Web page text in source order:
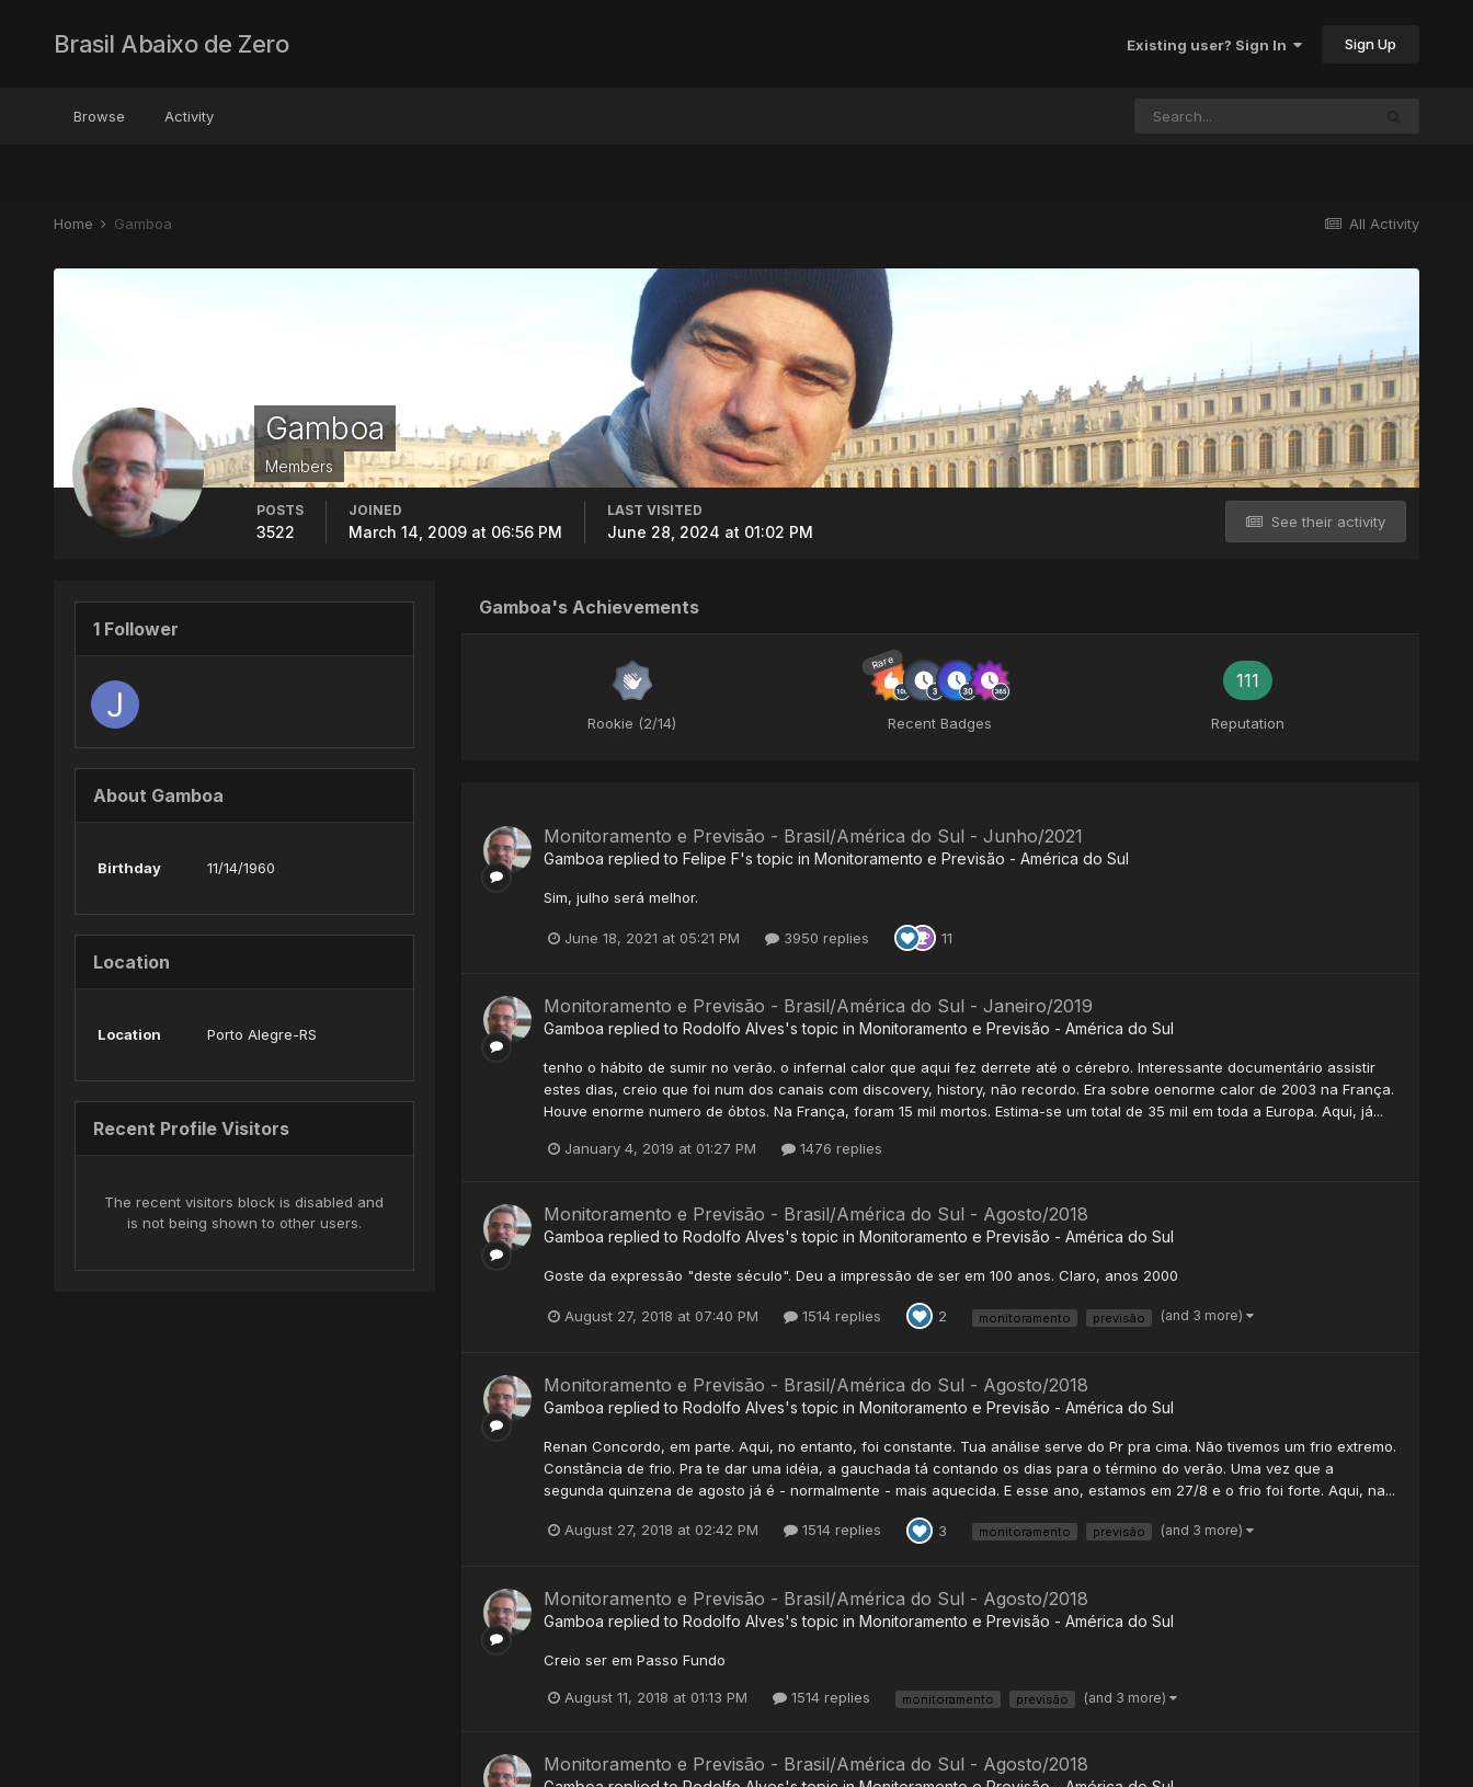
Brasil Abaixo de Zero Existing user? Sign In Sign Up
Browse Activity
All Activity
Home Gamboa
Gamboa
Members
See their activity
POSTS
3522
JOINED
March 14, 2009 at 06:56 PM
LAST VISITED
June 28, 2024 at 01:02 PM
1 Follower
About Gamboa
Birthday 11/14/1960
Location
Location Porto Alegre-RS
Recent Profile Visitors
The recent visitors block is disabled and
is not being shown to other users.
Gamboa's Achievements
Rookie (2/14)
Rare
Recent Badges
111
Reputation
Monitoramento e Previsão - Brasil/América do Sul - Junho/2021
Gamboa replied to Felipe F's topic in Monitoramento e Previsão - América do Sul
Sim, julho será melhor.
June 18, 2021 at 05:21 PM 3950 replies 11
Monitoramento e Previsão - Brasil/América do Sul - Janeiro/2019
Gamboa replied to Rodolfo Alves's topic in Monitoramento e Previsão - América do Sul
tenho o hábito de sumir no verão. o infernal calor que aqui fez derrete até o cérebro. Interessante documentário assistir
estes dias, creio que foi num dos canais com discovery, history, não recordo. Era sobre oenorme calor de 2003 na França.
Houve enorme numero de óbtos. Na França, foram 15 mil mortos. Estima-se um total de 35 mil em toda a Europa. Aqui, já...
January 4, 2019 at 01:27 PM 1476 replies
Monitoramento e Previsão - Brasil/América do Sul - Agosto/2018
Gamboa replied to Rodolfo Alves's topic in Monitoramento e Previsão - América do Sul
Goste da expressão "deste século". Deu a impressão de ser em 100 anos. Claro, anos 2000
August 27, 2018 at 07:40 PM 1514 replies 2 monitoramento previsão (and 3 more)
Monitoramento e Previsão - Brasil/América do Sul - Agosto/2018
Gamboa replied to Rodolfo Alves's topic in Monitoramento e Previsão - América do Sul
Renan Concordo, em parte. Aqui, no entanto, foi constante. Tua análise serve do Pr pra cima. Não tivemos um frio extremo.
Constância de frio. Pra te dar uma idéia, a gauchada tá contando os dias para o término do verão. Uma vez que a
segunda quinzena de agosto já é - normalmente - mais aquecida. E esse ano, estamos em 27/8 e o frio foi forte. Aqui, na...
August 27, 2018 at 02:42 PM 1514 replies 3 monitoramento previsão (and 3 more)
Monitoramento e Previsão - Brasil/América do Sul - Agosto/2018
Gamboa replied to Rodolfo Alves's topic in Monitoramento e Previsão - América do Sul
Creio ser em Passo Fundo
August 11, 2018 at 01:13 PM 1514 replies monitoramento previsão (and 3 more)
Monitoramento e Previsão - Brasil/América do Sul - Agosto/2018